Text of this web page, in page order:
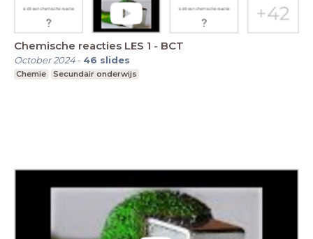
Chemische reacties LES 1 - BCT
October 2024- 46 slides
Chemie Secundair onderwijs